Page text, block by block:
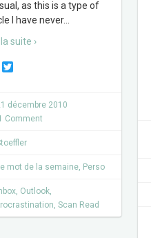
as this is a type of
I have never…
la suite ›
F
o
t
t
e
décembre 2010
Comment
mot de la semaine, Perso
, Outlook,
, Scan Read